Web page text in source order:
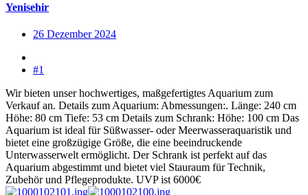
Yenisehir
26 Dezember 2024
#1
Wir bieten unser hochwertiges, maßgefertigtes Aquarium zum
Verkauf an. Details zum Aquarium: Abmessungen:. Länge: 240 cm
Höhe: 80 cm Tiefe: 53 cm Details zum Schrank: Höhe: 100 cm Das
Aquarium ist ideal für Süßwasser- oder Meerwasseraquaristik und
bietet eine großzügige Größe, die eine beeindruckende
Unterwasserwelt ermöglicht. Der Schrank ist perfekt auf das
Aquarium abgestimmt und bietet viel Stauraum für Technik,
Zubehör und Pflegeprodukte. UVP ist 6000€